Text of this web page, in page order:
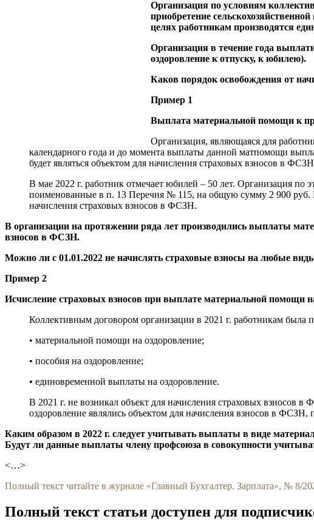
Организация по условиям
приобретение
целях работникам производятся
Организация в течение года
оздоровление к отпуску, к юбилею).
Каков порядок освобождения от
Пример 1
Выплата материальной помощи к
Организация, являющаяся для
календарного года и до момента выплаты данной матпомощи
будет являться объектом для начисления страховых взносов в
В мае 2022 г. работник отмечает юбилей – 50 лет. Организация по
поименованные в п. 13 Перечня № 115, на общую сумму 2 900 руб.
начисления страховых взносов в ФСЗН.
В организации на протяжении ряда лет производились выплаты
взносов в ФСЗН.
Можно ли с 01.01.2022 не начислять страховые взносы на любые
Пример 2
Исчисление страховых взносов при выплате материальной помощи
Коллективным договором организации в 2021 г. работникам была
• материальной помощи на оздоровление;
• пособия на оздоровление;
• единовременной выплаты на оздоровление.
В 2021 г. не возникал объект для начисления страховых взносов
оздоровление являлись объектом для начисления взносов в
Каким образом в 2022 г. следует учитывать выплаты в виде
Будут ли данные выплаты члену профсоюза в совокупности
<…>
Полный текст читайте в журнале «Главный Бухгалтер. Зарплата», № 8/
Полный текст статьи доступен для